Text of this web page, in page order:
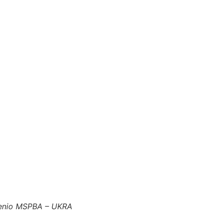
MSPBA – UKRA